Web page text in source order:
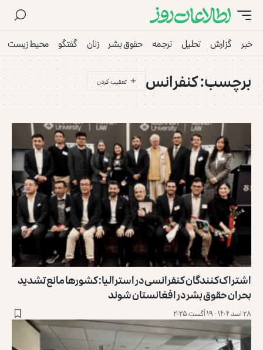
خبر گزارش تحلیل ترجمه حقوق بشر زنان گفتگو محیط زیست
برچسب:کنفرانس
اشتراک‌کنندگان کنفرانسی در استرالیا: کشورها مانع تشدید
بحران حقوق‌‌ بشر در افغانستان شوند
۲۸ اسد ۱۴۰۴ - ۱۹ آگست ۲۰۲۵